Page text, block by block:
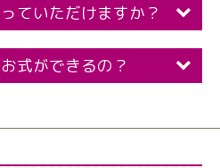
ていただけますか？
式ができるの？